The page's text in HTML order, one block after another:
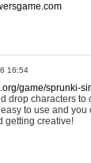
16:54
game/sprunki-
drop characters
to use and
getting creative!